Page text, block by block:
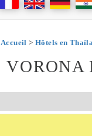
Accueil > Hôtels en
VORONA